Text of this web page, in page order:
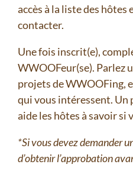
accès à la liste des
contacter.
Une fois inscrit(e),
WWOOFeur(se). Parlez
projets de WWOOFing,
qui vous intéressent.
aide les hôtes à savoir si
*Si vous devez demander
d’obtenir l’approbation